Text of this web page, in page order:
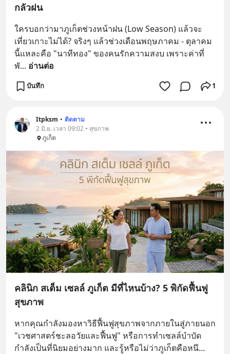
กลัวฝน
ใครบอกว่ามาภูเก็ตช่วงหน้าฝน (Low Season) แล้วจะ
เที่ยวเกาะไม่ได้? จริงๆ แล้วช่วงเดือนพฤษภาคม - ตุลาคม
นี้แหละคือ "นาทีทอง" ของคนรักความสงบ เพราะค่าที่
พั... อ่านต่อ
บันทึก 1
Itpksm • ติดตาม
2 มิ.ย. เวลา 09:02 • สุขภาพ
ภูเก็ต
คลินิก สเต็ม เซลล์ ภูเก็ต มีที่ไหนบ้าง? 5 พิกัดฟื้นฟู
สุขภาพ
หากคุณกำลังมองหาวิธีฟื้นฟูสุขภาพจากภายในสู่ภายนอก
"เวชศาสตร์ชะลอวัยและฟื้นฟู" หรือการทำเซลล์บำบัด
กำลังเป็นที่นิยมอย่างมาก และรู้หรือไม่ว่าภูเก็ตคือหนึ